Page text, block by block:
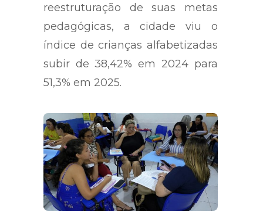
reestruturação de suas metas
pedagógicas, a cidade viu o
índice de crianças alfabetizadas
subir de 38,42% em 2024 para
51,3% em 2025.